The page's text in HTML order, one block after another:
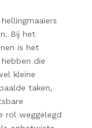
Bij het
is het
die
kleine
taken,
rol weggelegd